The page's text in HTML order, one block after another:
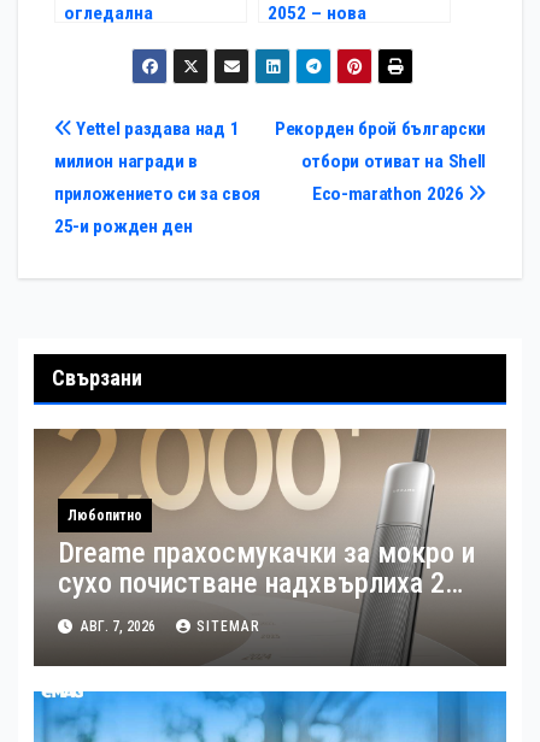
огледална
темата за
толерантността
2052 – нова
пиеса се бори срещу
апатията и омразата
Навигация
Рекорден брой български
отбори отиват на Shell
Eco-marathon 2026
Yettel раздава над 1
милион награди в
приложението си за своя
25-и рожден ден
Свързани
Любопитно
Dreame прахосмукачки за мокро и
сухо почистване надхвърлиха 2
000 патентни заявки в световен
мащаб
АВГ. 7, 2026 SITEMAR